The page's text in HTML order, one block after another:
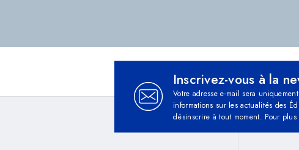
Inscrivez-vous à la
Votre adresse e-mail sera
informations sur les actualités des
désinscrire à tout moment. Pour